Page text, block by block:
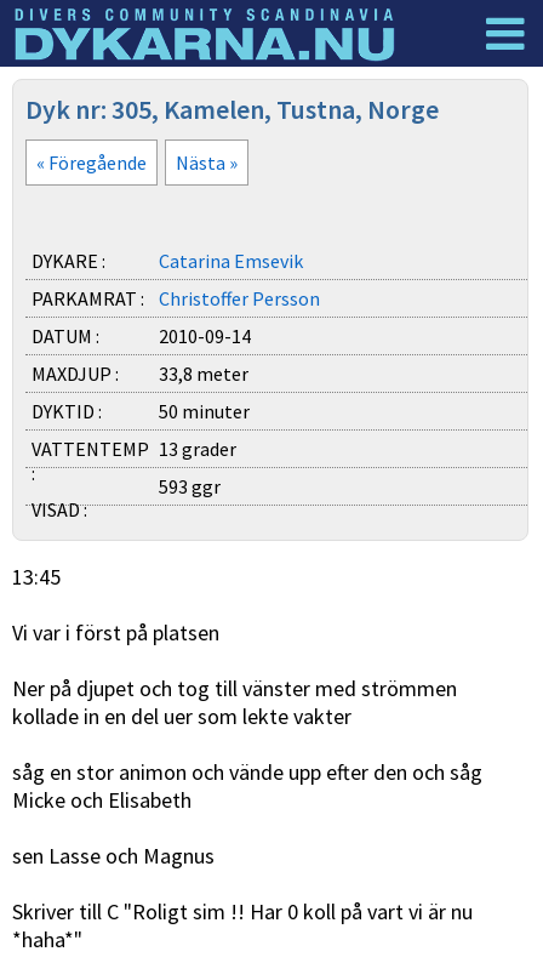
Dyknyheter
Dyk nr: 305, Kamelen, Tustna, Norge
« Föregående Nästa »
DYKARE :
Catarina Emsevik
PARKAMRAT :
Christoffer Persson
DATUM :
2010-09-14
MAXDJUP :
33,8 meter
DYKTID :
50 minuter
VATTENTEMP
:
13 grader
VISAD :
593 ggr
13:45
Vi var i först på platsen
Ner på djupet och tog till vänster med strömmen
kollade in en del uer som lekte vakter
såg en stor animon och vände upp efter den och såg
Micke och Elisabeth
sen Lasse och Magnus
Skriver till C "Roligt sim !! Har 0 koll på vart vi är nu
*haha*"